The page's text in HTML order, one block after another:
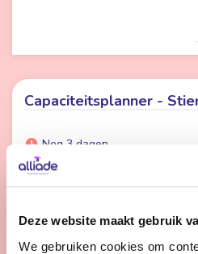
Deze website maakt gebruik
We gebruiken cookies om
Capaciteitsplanner -
Nog 3 dagen
Stiens
28 - 32 uur | Voltijds,
een stap verder dan de